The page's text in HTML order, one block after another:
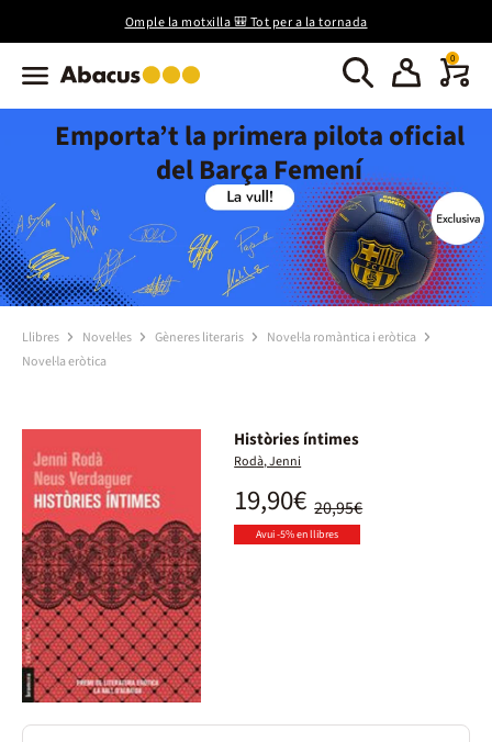
Omple la motxilla 🎒 Tot per a la tornada
0
Emporta’t la primera pilota oficial
del Barça Femení
Llibres Novel·les Gèneres literaris
Novel·la romàntica i eròtica
Novel·la eròtica
Històries íntimes
Rodà, Jenni
20,95€
19,90€
Avui -5% en llibres